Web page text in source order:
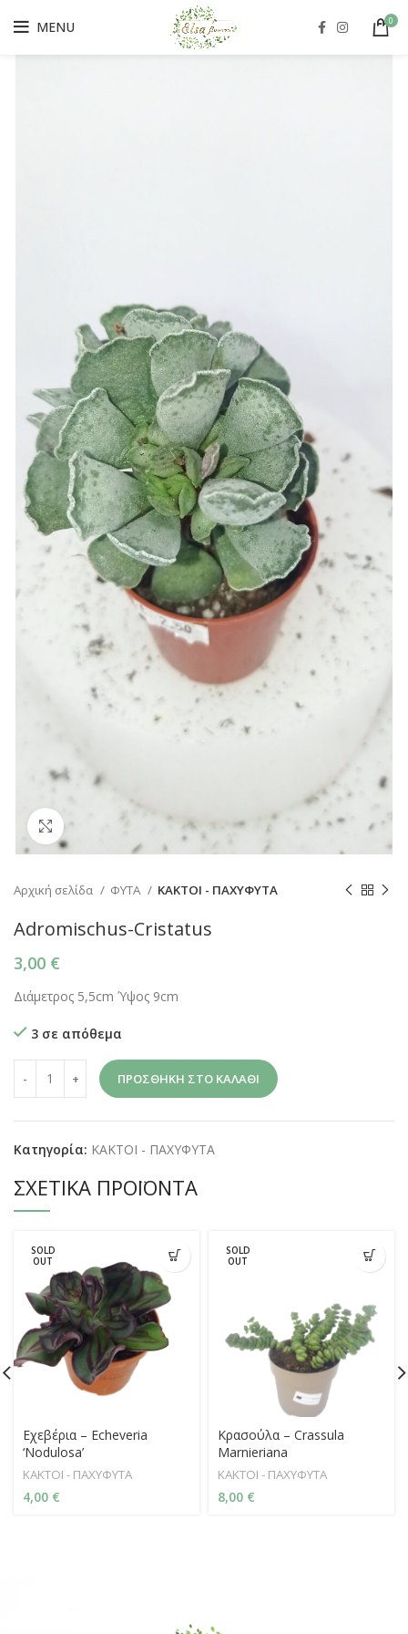
MENU 0
Click to enlarge
Αρχική σελίδα ΦΥΤΑ ΚΑΚΤΟΙ - ΠΑΧΥΦΥΤΑ
Adromischus-Cristatus
3,00 €
Διάμετρος 5,5cm Ύψος 9cm
3 σε απόθεμα
ΠΡΟΣΘΉΚΗ ΣΤΟ ΚΑΛΆΘΙ
Κατηγορία: ΚΑΚΤΟΙ - ΠΑΧΥΦΥΤΑ
ΣΧΕΤΙΚΆ ΠΡΟΪΌΝΤΑ
SOLD
OUT
Εχεβέρια – Echeveria
‘Nodulosa’
ΚΑΚΤΟΙ - ΠΑΧΥΦΥΤΑ
4,00 €
SOLD
OUT
Κρασούλα – Crassula
Marnieriana
ΚΑΚΤΟΙ - ΠΑΧΥΦΥΤΑ
8,00 €